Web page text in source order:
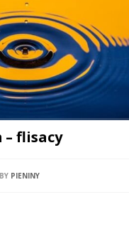
– flisacy
BY PIENINY